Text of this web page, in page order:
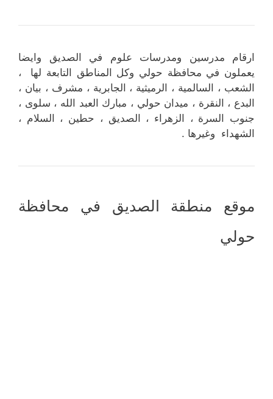
ارقام مدرسين ومدرسات علوم في الصديق وايضا
يعملون في محافظة حولي وكل المناطق التابعة لها ،
الشعب ، السالمية ، الرميثية ، الجابرية ، مشرف ، بيان ،
البدع ، النقرة ، ميدان حولي ، مبارك العبد الله ، سلوى ،
جنوب السرة ، الزهراء ، الصديق ، حطين ، السلام ،
الشهداء وغيرها .
موقع منطقة الصديق في محافظة
حولي